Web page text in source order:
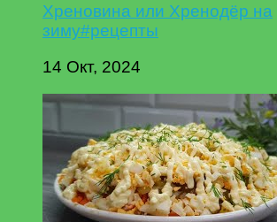
Хреновина или Хренодёр на
зиму#рецепты
14 Окт, 2024